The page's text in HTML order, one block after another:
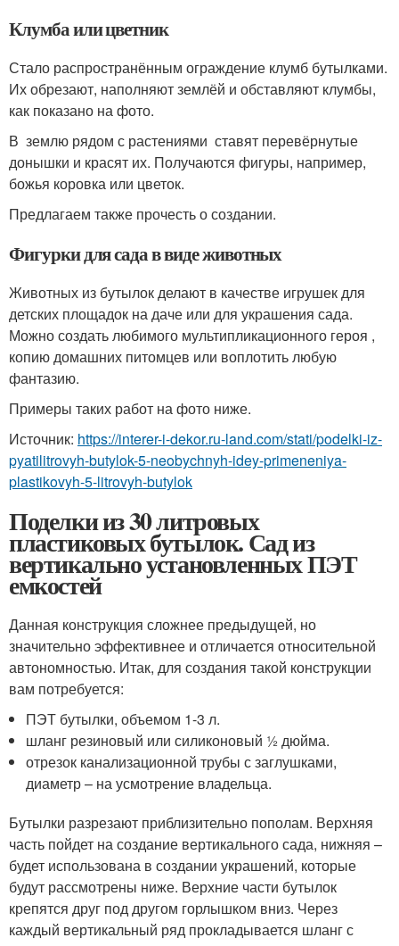
Клумба или цветник
Стало распространённым ограждение клумб бутылками.
Их обрезают, наполняют землёй и обставляют клумбы,
как показано на фото.
В землю рядом с растениями ставят перевёрнутые
донышки и красят их. Получаются фигуры, например,
божья коровка или цветок.
Предлагаем также прочесть о создании.
Фигурки для сада в виде животных
Животных из бутылок делают в качестве игрушек для
детских площадок на даче или для украшения сада.
Можно создать любимого мультипликационного героя ,
копию домашних питомцев или воплотить любую
фантазию.
Примеры таких работ на фото ниже.
Источник: https://interer-i-dekor.ru-land.com/stati/podelki-iz-
pyatilitrovyh-butylok-5-neobychnyh-idey-primeneniya-
plastikovyh-5-litrovyh-butylok
Поделки из 30 литровых
пластиковых бутылок. Сад из
вертикально установленных ПЭТ
емкостей
Данная конструкция сложнее предыдущей, но
значительно эффективнее и отличается относительной
автономностью. Итак, для создания такой конструкции
вам потребуется:
ПЭТ бутылки, объемом 1-3 л.
шланг резиновый или силиконовый ½ дюйма.
отрезок канализационной трубы с заглушками,
диаметр – на усмотрение владельца.
Бутылки разрезают приблизительно пополам. Верхняя
часть пойдет на создание вертикального сада, нижняя –
будет использована в создании украшений, которые
будут рассмотрены ниже. Верхние части бутылок
крепятся друг под другом горлышком вниз. Через
каждый вертикальный ряд прокладывается шланг с